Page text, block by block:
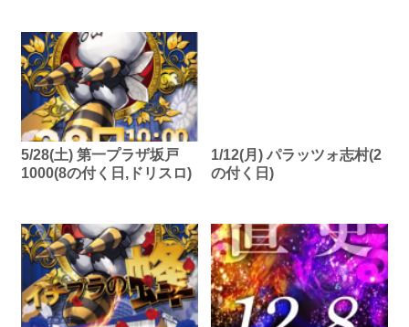
5/28(土) 第一プラザ坂戸
1000(8の付く日,ドリスロ)
1/12(月) パラッツォ志村(2
の付く日)